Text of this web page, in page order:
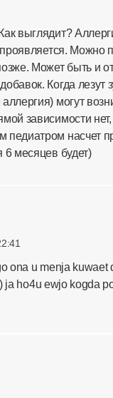
выглядит?
проявляется. Можно
Может быть и
Когда лезут
могут
зависимости нет,
педиатром насчет
6 месяцев будет)
ona u menja
ja ho4u ewjo kogda